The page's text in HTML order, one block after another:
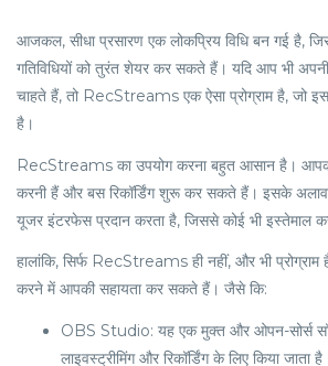
आजकल, सीधा प्रसारण एक लोकप्रिय विधि बन गई है,
गतिविधियों को तुरंत शेयर कर सकते हैं। यदि आप भी
चाहते हैं, तो RecStreams एक ऐसा प्रोग्राम है, जो
है।
RecStreams का उपयोग करना बहुत आसान है।
करनी हैं और बस रिकॉर्डिंग शुरू कर सकते हैं। इसके
यूजर इंटरफेस प्रदान करता है, जिससे कोई भी इस्तेमाल
हालांकि, सिर्फ RecStreams ही नहीं, और भी प्रोग्राम
करने में आपकी सहायता कर सकते हैं। जैसे कि:
OBS Studio: यह एक मुक्त और ओपन-सोर्स
लाइवस्ट्रीमिंग और रिकॉर्डिंग के लिए किया जाता है।